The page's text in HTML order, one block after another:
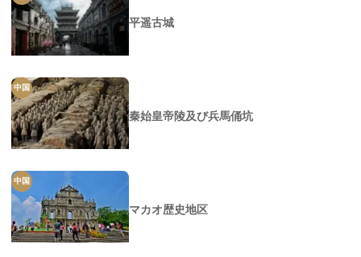
平遥古城
中国
秦始皇帝陵及び兵馬俑坑
中国
マカオ歴史地区